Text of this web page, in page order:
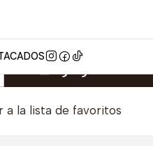
rodinada
a la lista de favoritos